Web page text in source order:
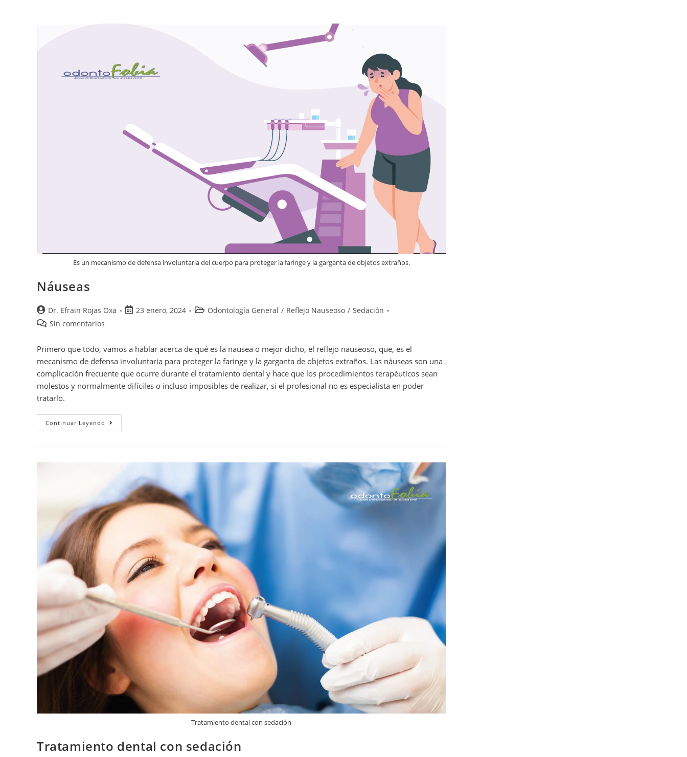
Es un mecanismo de defensa involuntaria del cuerpo para proteger la faringe y la garganta de objetos extraños.
Náuseas
Dr. Efrain Rojas Oxa 23 enero, 2024 Odontología General / Reflejo Nauseoso / Sedación
Sin comentarios
Primero que todo, vamos a hablar acerca de qué es la nausea o mejor dicho, el reflejo nauseoso, que, es el
mecanismo de defensa involuntaria para proteger la faringe y la garganta de objetos extraños. Las náuseas son una
complicación frecuente que ocurre durante el tratamiento dental y hace que los procedimientos terapéuticos sean
molestos y normalmente difíciles o incluso imposibles de realizar, si el profesional no es especialista en poder
tratarlo.
Continuar Leyendo
Tratamiento dental con sedación
Tratamiento dental con sedación